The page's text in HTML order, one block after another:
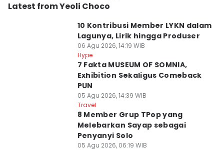
Latest from Yeoli Choco
10 Kontribusi Member LYKN dalam
Lagunya, Lirik hingga Produser
06 Agu 2026, 14:19 WIB
Hype
7 Fakta MUSEUM OF SOMNIA,
Exhibition Sekaligus Comeback
PUN
05 Agu 2026, 14:39 WIB
Travel
8 Member Grup TPop yang
Melebarkan Sayap sebagai
Penyanyi Solo
05 Agu 2026, 06:19 WIB